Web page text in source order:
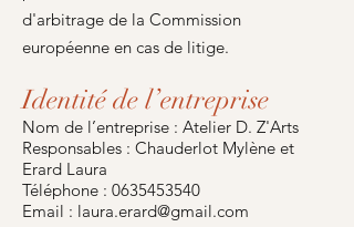
d'arbitrage de la Commission
européenne en cas de litige.
Identité de l’entreprise
Nom de l’entreprise : Atelier D. Z'Arts
Responsables : Chauderlot Mylène et
Erard Laura
Téléphone : 0635453540
Email : laura.erard@gmail.com